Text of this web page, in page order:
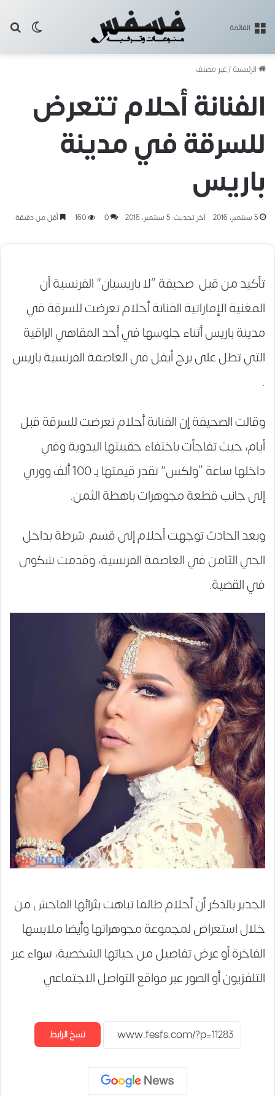
القائمة
الرئيسية/غير مصنف
الفنانة أحلام تتعرض
للسرقة في مدينة
باريس
5 سبتمبر، 2016 آخر تحديث: 5 سبتمبر، 2016 0
160 أقل من دقيقة
تأكيد من قبل صحيفة “لا باريسيان” الفرنسية أن
المغنية الإماراتية الفنانة أحلام تعرضت للسرقة في
مدينة باريس أثناء جلوسها في أحد المقاهي الراقية
التي تطل على برج أيفل في العاصمة الفرنسية باريس
.
وقالت الصحيفة إن الفنانة أحلام تعرضت للسرقة قبل
أيام، حيث تفاجأت باختفاء حقيبتها اليدوية وفي
داخلها ساعة “ولكس” تقدر قيمتها بـ 100 ألف ووري
إلى جانب قطعة مجوهرات باهظة الثمن.
وبعد الحادث توجهت أحلام إلى قسم شرطة بداخل
الحي الثامن في العاصمة الفرنسية، وقدمت شكوى
في القضية.
الجدير بالذكر أن أحلام طالما تباهت بثرائها الفاحش من
خلال استعراض لمجموعة مجوهراتها وأيضا ملابسها
الفاخرة أو عرض تفاصيل من حياتها الشخصية، سواء عبر
التلفزيون أو الصور عبر مواقع التواصل الاجتماعي.
نسخ الرابط